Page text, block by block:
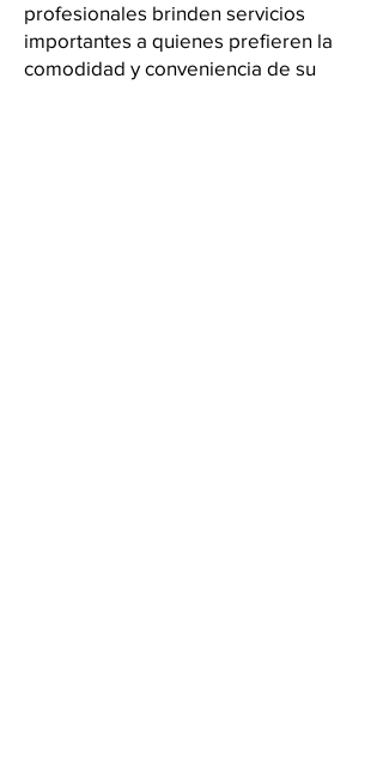
profesionales brinden servicios
importantes a quienes prefieren la
comodidad y conveniencia de su